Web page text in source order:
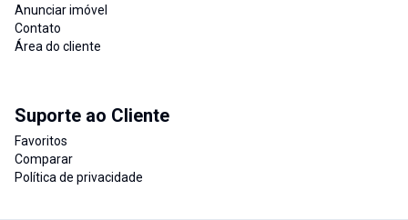
Anunciar imóvel
Contato
Área do cliente
Suporte ao Cliente
Favoritos
Comparar
Política de privacidade